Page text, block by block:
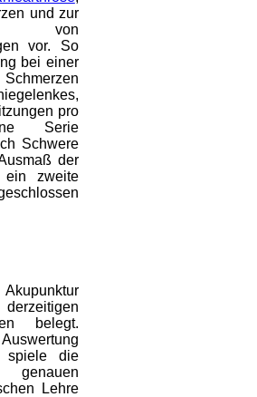
und zur
von
vor. So
bei einer
pro
Serie
Schwere
der
ein zweite
belegt.
die
Lehre